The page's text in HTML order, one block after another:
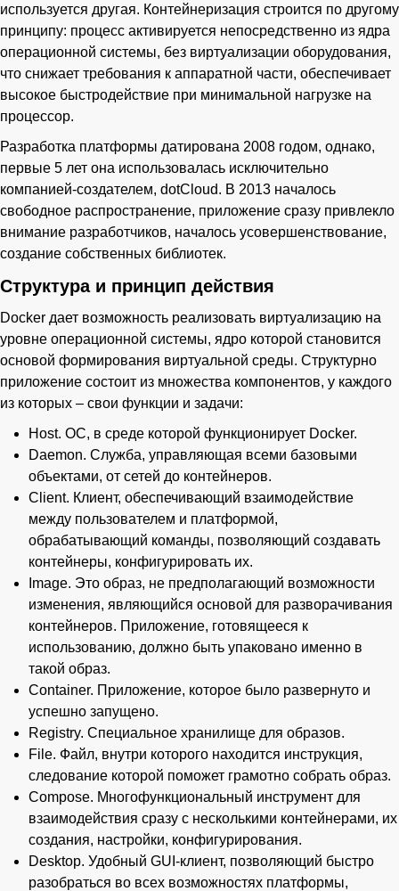
используется другая. Контейнеризация строится по другому
принципу: процесс активируется непосредственно из ядра
операционной системы, без виртуализации оборудования,
что снижает требования к аппаратной части, обеспечивает
высокое быстродействие при минимальной нагрузке на
процессор.
Разработка платформы датирована 2008 годом, однако,
первые 5 лет она использовалась исключительно
компанией-создателем, dotCloud. В 2013 началось
свободное распространение, приложение сразу привлекло
внимание разработчиков, началось усовершенствование,
создание собственных библиотек.
Структура и принцип действия
Docker дает возможность реализовать виртуализацию на
уровне операционной системы, ядро которой становится
основой формирования виртуальной среды. Структурно
приложение состоит из множества компонентов, у каждого
из которых – свои функции и задачи:
Host. ОС, в среде которой функционирует Docker.
Daemon. Служба, управляющая всеми базовыми
объектами, от сетей до контейнеров.
Client. Клиент, обеспечивающий взаимодействие
между пользователем и платформой,
обрабатывающий команды, позволяющий создавать
контейнеры, конфигурировать их.
Image. Это образ, не предполагающий возможности
изменения, являющийся основой для разворачивания
контейнеров. Приложение, готовящееся к
использованию, должно быть упаковано именно в
такой образ.
Container. Приложение, которое было развернуто и
успешно запущено.
Registry. Специальное хранилище для образов.
File. Файл, внутри которого находится инструкция,
следование которой поможет грамотно собрать образ.
Compose. Многофункциональный инструмент для
взаимодействия сразу с несколькими контейнерами, их
создания, настройки, конфигурирования.
Desktop. Удобный GUI-клиент, позволяющий быстро
разобраться во всех возможностях платформы,